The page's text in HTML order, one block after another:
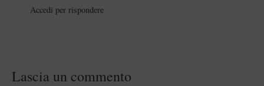
Accedi per rispondere
Lascia un commento